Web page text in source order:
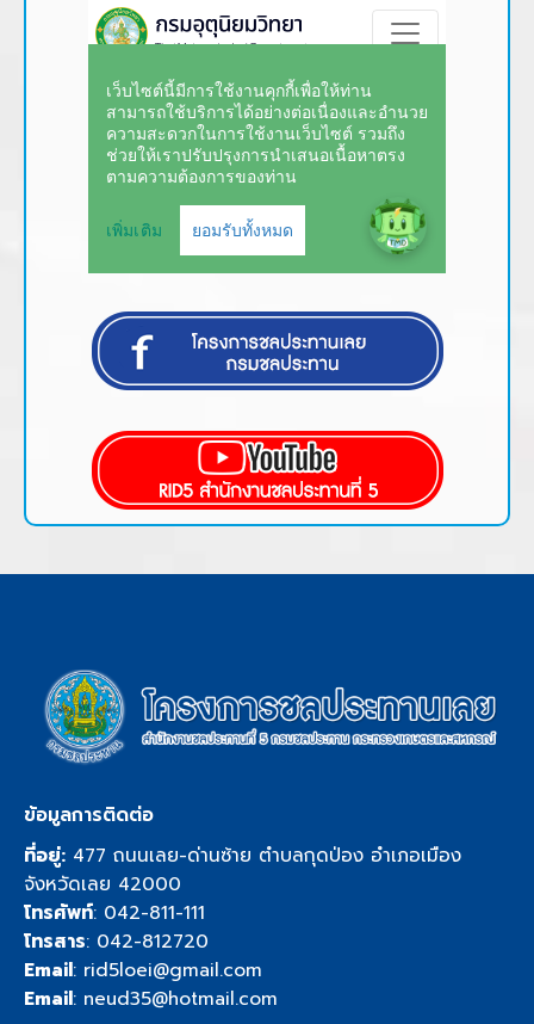
ข้อมูลการติดต่อ
ที่อยู่: 477 ถนนเลย-ด่านซ้าย ตำบลกุดป่อง อำเภอเมือง
จังหวัดเลย 42000
โทรศัพท์: 042-811-111
โทรสาร: 042-812720
Email: rid5loei@gmail.com
Email: neud35@hotmail.com